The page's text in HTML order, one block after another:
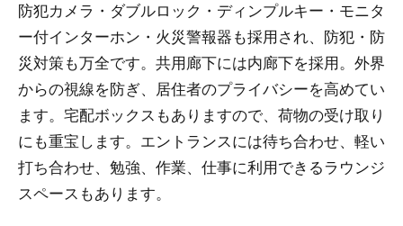
防犯カメラ・ダブルロック・ディンプルキー・モニタ
ー付インターホン・火災警報器も採用され、防犯・防
災対策も万全です。共用廊下には内廊下を採用。外界
からの視線を防ぎ、居住者のプライバシーを高めてい
ます。宅配ボックスもありますので、荷物の受け取り
にも重宝します。エントランスには待ち合わせ、軽い
打ち合わせ、勉強、作業、仕事に利用できるラウンジ
スペースもあります。